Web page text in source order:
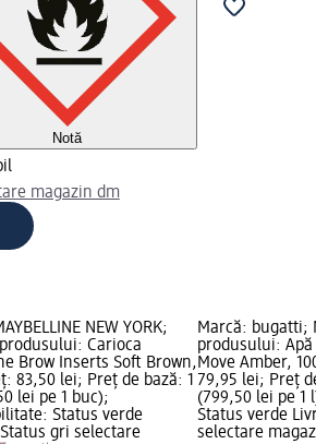
Notă
magazin dm
NEW YORK;
Carioca
Brow Inserts Soft Brown,
83,50 lei; Preț de bază: 1
lei pe 1 buc);
Status verde
gri selectare
Marcă: bugatti;
produsului:
Move Amber,
79,95 lei; Preț
(799,50 lei pe 1
Status verde
selectare